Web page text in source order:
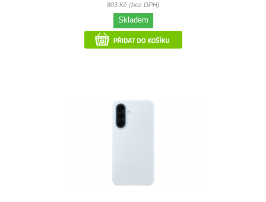
803 Kč (bez DPH)
Skladem